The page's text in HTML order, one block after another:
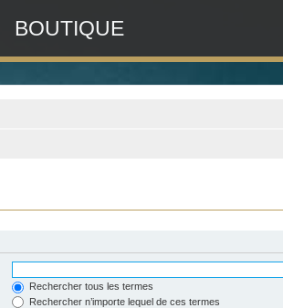
BOUTIQUE
Rechercher tous les termes
Rechercher n’importe lequel de ces termes